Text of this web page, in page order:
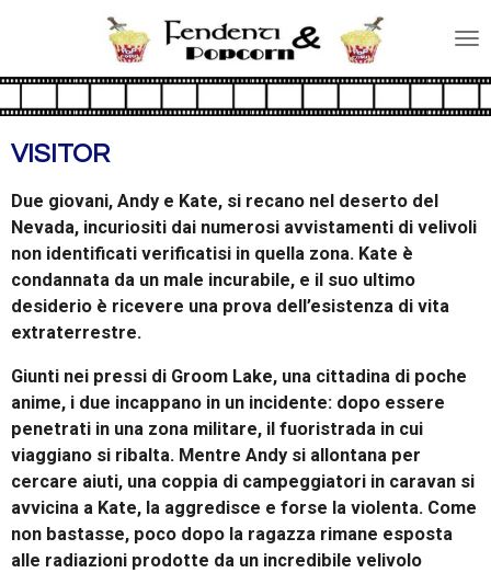
contenuto
VISITOR
Due giovani, Andy e Kate, si recano nel deserto del
Nevada, incuriositi dai numerosi avvistamenti di velivoli
non identificati verificatisi in quella zona. Kate è
condannata da un male incurabile, e il suo ultimo
desiderio è ricevere una prova dell’esistenza di vita
extraterrestre.
Giunti nei pressi di Groom Lake, una cittadina di poche
anime, i due incappano in un incidente: dopo essere
penetrati in una zona militare, il fuoristrada in cui
viaggiano si ribalta. Mentre Andy si allontana per
cercare aiuti, una coppia di campeggiatori in caravan si
avvicina a Kate, la aggredisce e forse la violenta. Come
non bastasse, poco dopo la ragazza rimane esposta
alle radiazioni prodotte da un incredibile velivolo